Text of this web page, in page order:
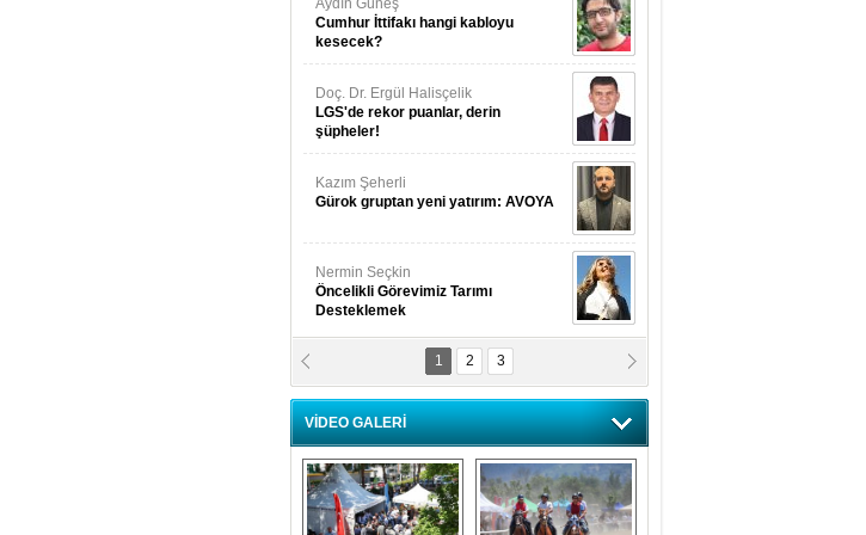
Aydın Güneş
Cumhur İttifakı hangi kabloyu
kesecek?
Doç. Dr. Ergül Halisçelik
LGS'de rekor puanlar, derin
şüpheler!
Kazım Şeherli
Gürok gruptan yeni yatırım: AVOYA
Nermin Seçkin
Öncelikli Görevimiz Tarımı
Desteklemek
Nilüfer Menekli Buzcular
Siz Hiç Kelebeklerin Sesini
Duydunuz Mu?
1 2 3
VİDEO GALERİ